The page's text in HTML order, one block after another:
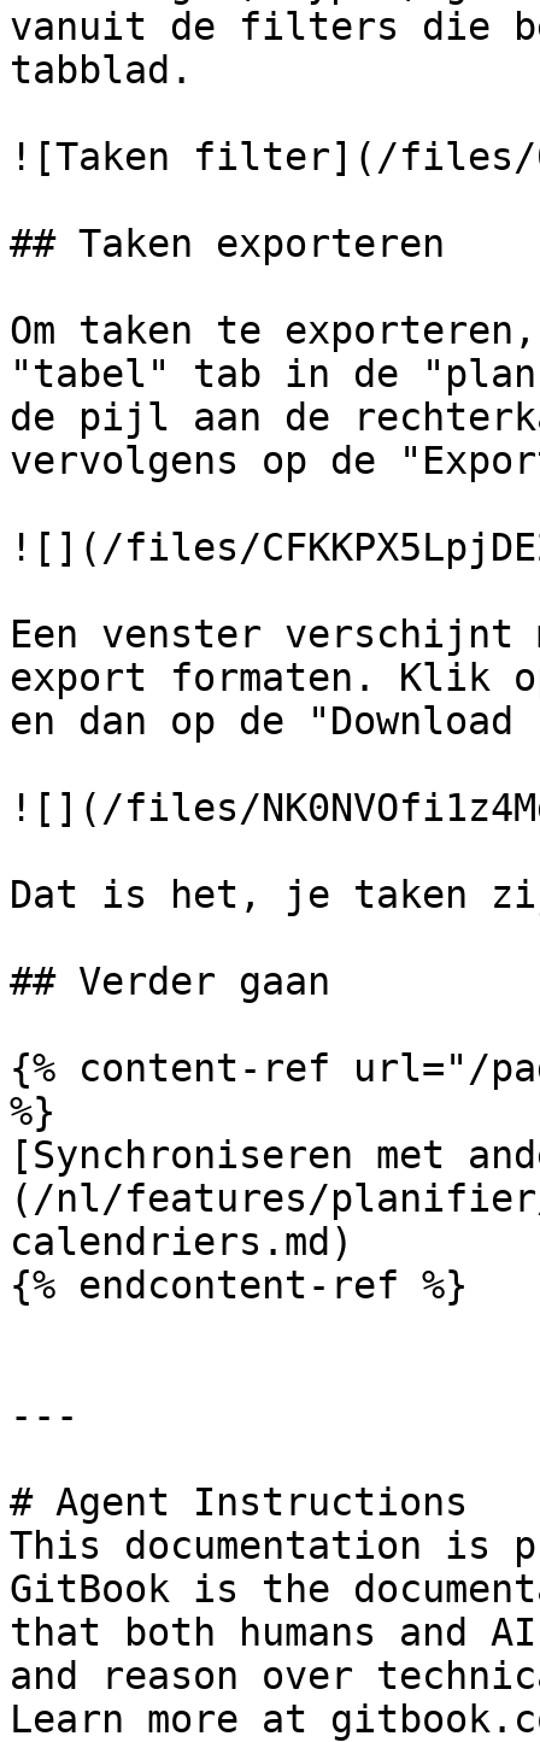
vanuit de filters die
tabblad.
![Taken filter](/files/
## Taken exporteren
Om taken te
"tabel" tab in de
de pijl aan de
vervolgens op de
![](/files/
Een venster verschijnt
export formaten. Klik
en dan op de
![](/files/
Dat is het, je taken
## Verder gaan
{% content-ref url="/
%}
[Synchroniseren met
(/nl/features/planifier/
calendriers.md)
{% endcontent-ref %}
---
# Agent Instructions
This documentation is
GitBook is the
that both humans and
and reason over
Learn more at